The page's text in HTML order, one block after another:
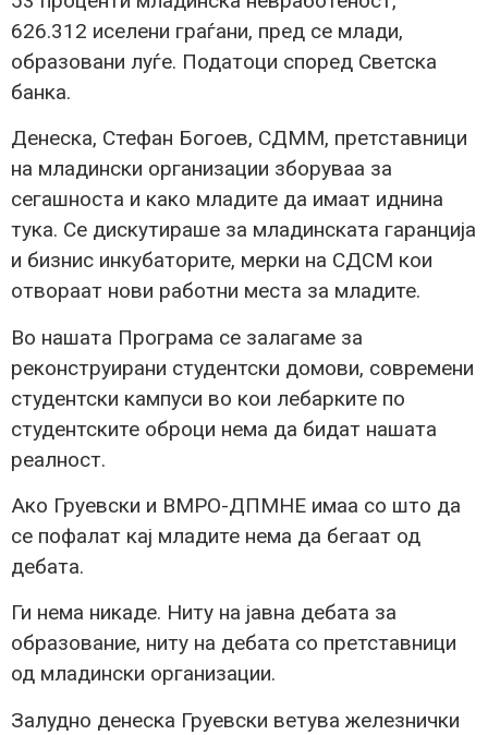
626.312 иселени граѓани, пред се млади,
образовани луѓе. Податоци според Светска
банка.
Денеска, Стефан Богоев, СДММ, претставници
на младински организации зборуваа за
сегашноста и како младите да имаат иднина
тука. Се дискутираше за младинската гаранција
и бизнис инкубаторите, мерки на СДСМ кои
отвораат нови работни места за младите.
Во нашата Програма се залагаме за
реконструирани студентски домови, современи
студентски кампуси во кои лебарките по
студентските оброци нема да бидат нашата
реалност.
Ако Груевски и ВМРО-ДПМНЕ имаа со што да
се пофалат кај младите нема да бегаат од
дебата.
Ги нема никаде. Ниту на јавна дебата за
образование, ниту на дебата со претставници
од младински организации.
Залудно денеска Груевски ветува железнички